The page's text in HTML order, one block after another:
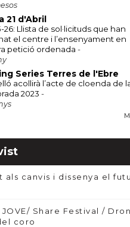
21 d'Abril
26: Llista de sol·licituds que han
el centre i l’ensenyament en
petició ordenada -
Series Terres de l'Ebre
acollirà l’acte de cloenda de
2023 -
als canvis i dissenya el
JOVE/ Share Festival /
coro